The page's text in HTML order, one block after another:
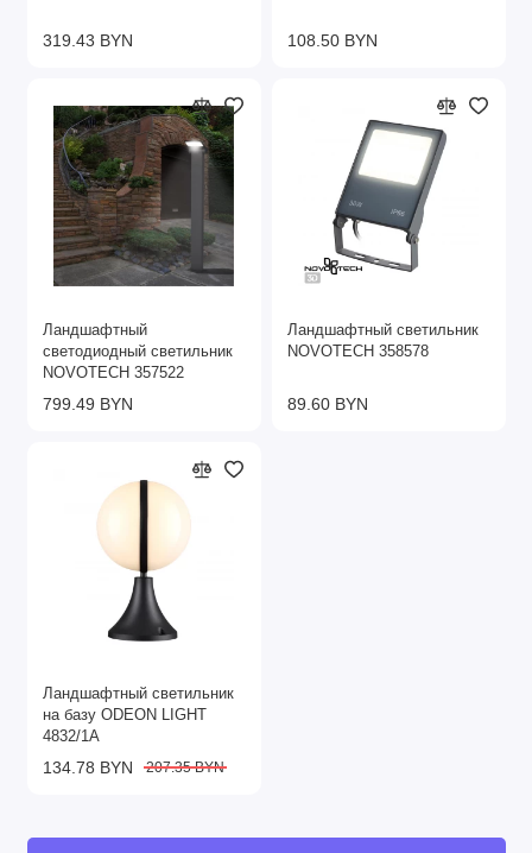
319.43 BYN 108.50 BYN
Ландшафтный
светодиодный светильник
NOVOTECH 357522
799.49 BYN
Ландшафтный светильник
NOVOTECH 358578
89.60 BYN
Ландшафтный светильник
на базу ODEON LIGHT
4832/1A
134.78 BYN 207.35 BYN